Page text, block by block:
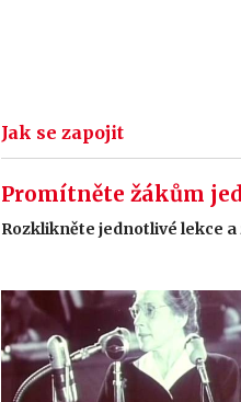
Jak se zapojit
Promítněte žákům
Rozklikněte jednotlivé lekce